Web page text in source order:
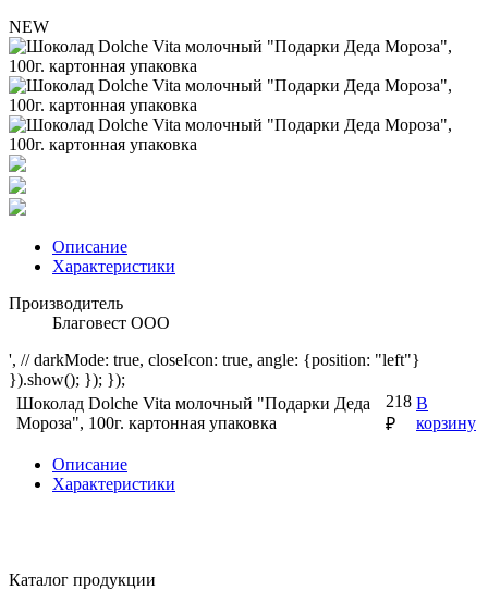
NEW
Описание
Характеристики
Производитель
Благовест ООО
', // darkMode: true, closeIcon: true, angle: {position: "left"}
}).show(); }); });
Шоколад Dolche Vita молочный "Подарки Деда
Мороза", 100г. картонная упаковка
218
₽
В
корзину
Описание
Характеристики
Каталог продукции